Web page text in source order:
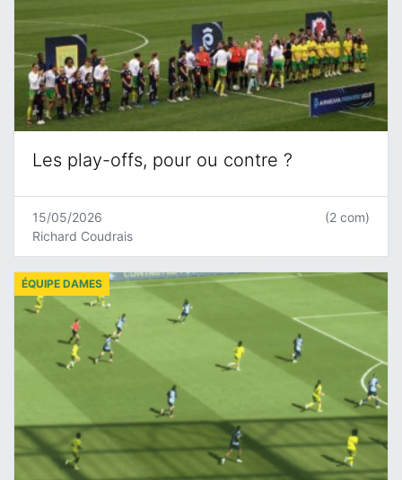
Les play-offs, pour ou contre ?
15/05/2026
Richard Coudrais
(2 com)
ÉQUIPE DAMES